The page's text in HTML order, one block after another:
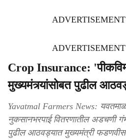
Crop Insurance:
मुख्यमंत्र्यांसोबत पुढील
Yavatmal Farmers News: यवतमाळ
नुकसानभरपाई वितरणातील अडचणी
पुढील आठवड्यात मुख्यमंत्री फडणवीस